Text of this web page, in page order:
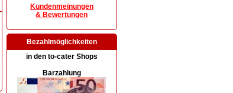
Kundenmeinungen
& Bewertungen
Bezahlmöglichkeiten
in den to-cater Shops
Barzahlung